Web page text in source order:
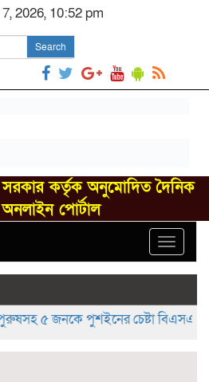
2026, 10:52 pm
Search
সরকার কর্তৃক অনুমোদিত দৈনিক
অনলাইন পোর্টাল
Toggle
৫ জনকে পুশইনের চেষ্টা বিএসএফের,